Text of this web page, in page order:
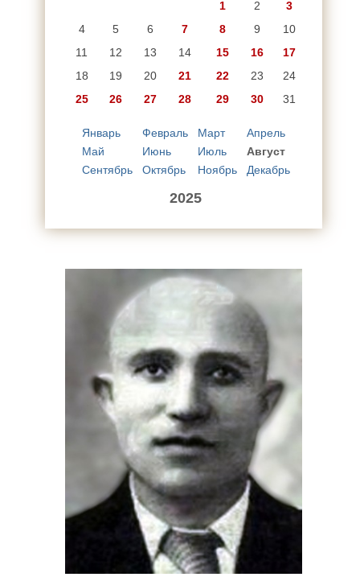
1 2
3
4
5 6 7 8 9
10
11
12 13 14 15 16
17
18
19 20 21 22 23
24
25
26 27 28 29 30 31
Январь Февраль Март
Апрель
Май
Июнь Июль
Август
Сентябрь
Октябрь Ноябрь Декабрь
2025